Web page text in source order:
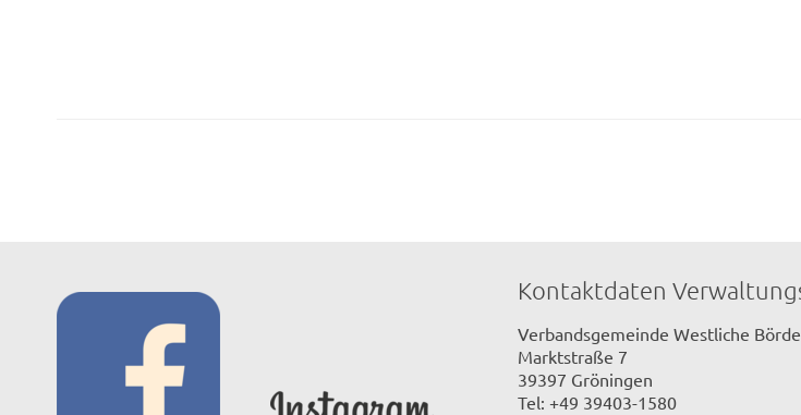
Kontaktdaten
Verbandsgemeinde Westliche Börde
Marktstraße 7
39397 Gröningen
Tel: +49 39403-1580